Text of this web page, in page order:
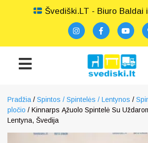
Švediški.LT - Biuro Baldai
Pradžia / Spintos / Spintelės / Lentynos /
pločio / Kinnarps Ąžuolo Spintelė Su
Lentyna, Švedija